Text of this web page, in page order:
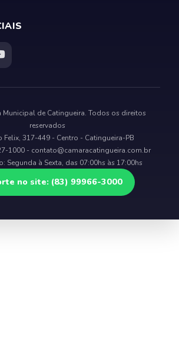
Municipal de Catingueira. Todos os direitos
reservados
Felix, 317-449 - Centro - Catingueira-PB
1000 - contato@camaracatingueira.com.br
Segunda à Sexta, das 07:00hs às 17:00hs
no site: (83) 99966-3000